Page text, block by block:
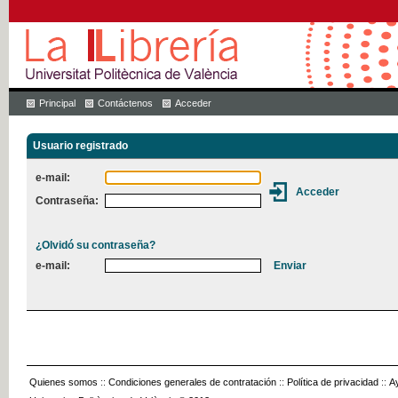
Principal Contáctenos Acceder
Usuario registrado
e-mail:
Contraseña:
¿Olvidó su contraseña?
e-mail:
Quienes somos :: Condiciones generales de contratación :: Política de privacidad ::